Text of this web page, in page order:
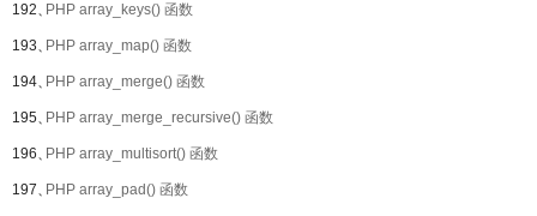
192、PHP array_keys() 函数
193、PHP array_map() 函数
194、PHP array_merge() 函数
195、PHP array_merge_recursive() 函数
196、PHP array_multisort() 函数
197、PHP array_pad() 函数